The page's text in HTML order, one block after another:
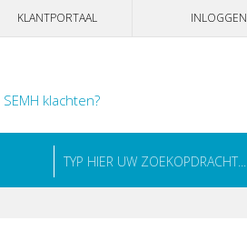
KLANTPORTAAL INLOGGEN
SEMH klachten?